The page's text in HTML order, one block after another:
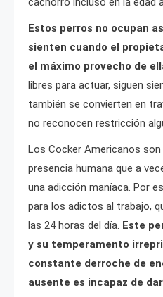
Estos perros no ocupan
sienten cuando el
el máximo provecho de
libres para actuar, siguen
también se convierten en
no reconocen restricción
Los Cocker Americanos
presencia humana que a
una adicción maníaca. Por
para los adictos al trabajo,
las 24 horas del día. Este
y su temperamento
constante derroche de
ausente es incapaz de